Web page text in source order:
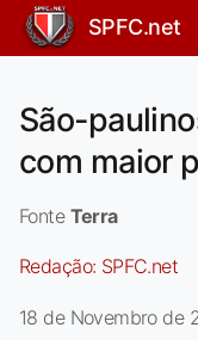
SPFC.net
São-
com maior
Fonte Terra
Redação: SPFC.net
18 de Novembro de